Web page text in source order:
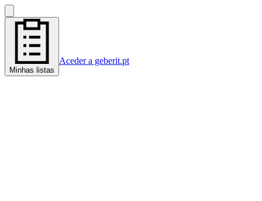
Minhas listas
Aceder a geberit.pt